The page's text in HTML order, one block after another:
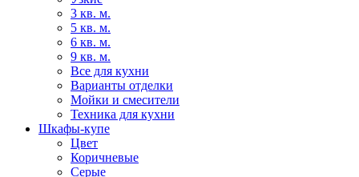
3 кв. м.
5 кв. м.
6 кв. м.
9 кв. м.
Все для кухни
Варианты отделки
Мойки и смесители
Техника для кухни
Шкафы-купе
Цвет
Коричневые
Серые